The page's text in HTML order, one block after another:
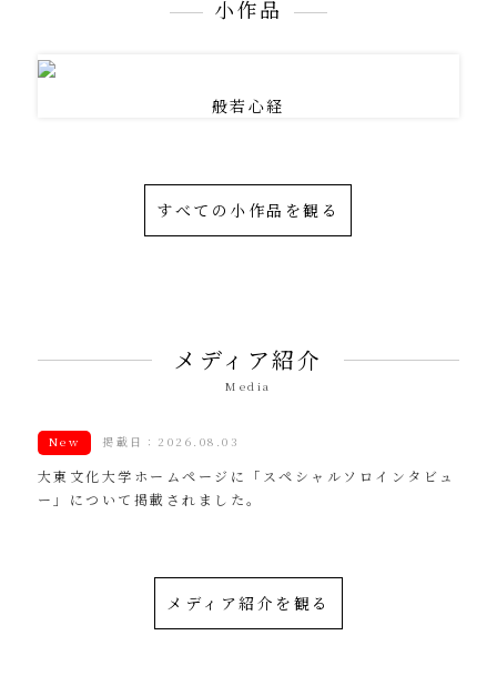
小作品
般若心経
すべての小作品を観る
メディア紹介
Media
New 掲載日：2026.08.03
大東文化大学ホームページに「スペシャルソロインタビュ
ー」について掲載されました。
メディア紹介を観る